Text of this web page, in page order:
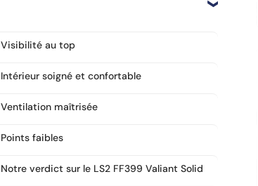
Visibilité au top
Intérieur soigné et confortable
Ventilation maîtrisée
Points faibles
Notre verdict sur le LS2 FF399 Valiant Solid